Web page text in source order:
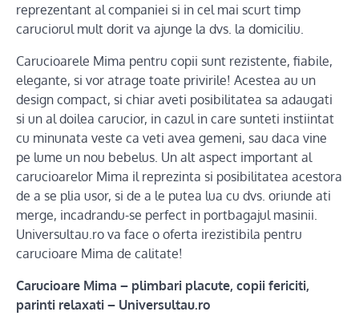
reprezentant al companiei si in cel mai scurt timp
caruciorul mult dorit va ajunge la dvs. la domiciliu.
Carucioarele Mima pentru copii sunt rezistente, fiabile,
elegante, si vor atrage toate privirile! Acestea au un
design compact, si chiar aveti posibilitatea sa adaugati
si un al doilea carucior, in cazul in care sunteti instiintat
cu minunata veste ca veti avea gemeni, sau daca vine
pe lume un nou bebelus. Un alt aspect important al
carucioarelor Mima il reprezinta si posibilitatea acestora
de a se plia usor, si de a le putea lua cu dvs. oriunde ati
merge, incadrandu-se perfect in portbagajul masinii.
Universultau.ro va face o oferta irezistibila pentru
carucioare Mima de calitate!
Carucioare Mima – plimbari placute, copii fericiti,
parinti relaxati – Universultau.ro